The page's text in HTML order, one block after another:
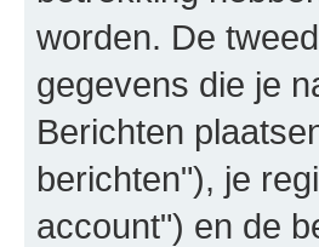
worden. De
gegevens die je
Berichten
berichten"), je
account") en de